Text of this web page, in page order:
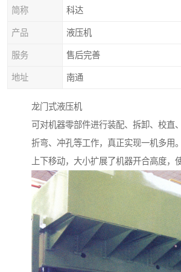
简称 科达
产品 液压机
服务 售后完善
地址 南通
龙门式液压机
可对机器零部件进行装配、拆卸、校直
折弯、冲孔等工作，真正实现一机多用
上下移动，大小扩展了机器开合高度，